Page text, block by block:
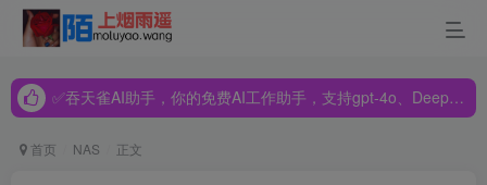
✅吞天雀AI助手，你的免费AI工作助手，支持gpt-4o、DeepSeek、Claude🔥🔥🔥🔥
✅吞天雀AI助手，你的免费AI工作助手，支持gpt-4o、DeepSeek、Claude🔥🔥🔥🔥
首页 NAS 正文